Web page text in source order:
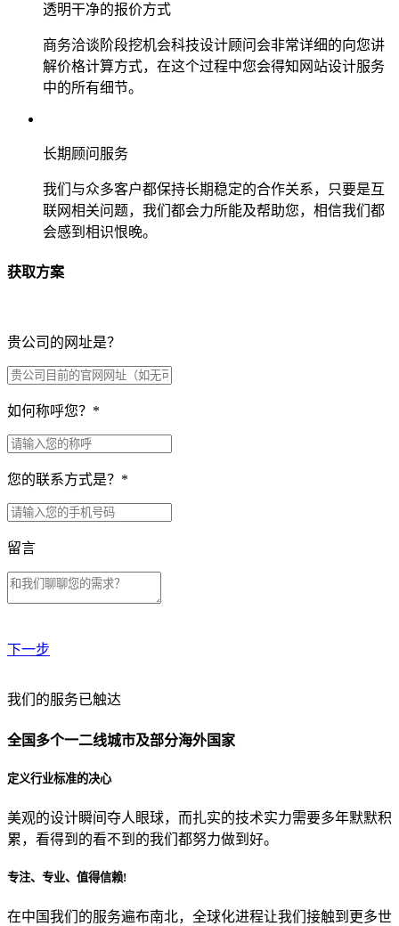
透明干净的报价方式
商务洽谈阶段挖机会科技设计顾问会非常详细的向您讲
解价格计算方式，在这个过程中您会得知网站设计服务
中的所有细节。
长期顾问服务
我们与众多客户都保持长期稳定的合作关系，只要是互
联网相关问题，我们都会力所能及帮助您，相信我们都
会感到相识恨晚。
获取方案
贵公司的网址是？
如何称呼您？ *
您的联系方式是？ *
留言
下一步
贵公司预算范围是？
贵公司的团队规模是？
目前主要的营销渠道是？
我们的服务已触达
全国多个一二线城市及部分海外国家
定义行业标准的决心
美观的设计瞬间夺人眼球，而扎实的技术实力需要多年默默积
累，看得到的看不到的我们都努力做到好。
专注、专业、值得信赖!
在中国我们的服务遍布南北，全球化进程让我们接触到更多世